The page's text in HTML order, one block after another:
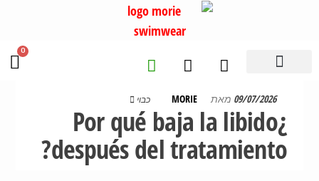
09/07/2026מאת MORIE כבוי
¿Por qué baja la libido
después del tratamiento?